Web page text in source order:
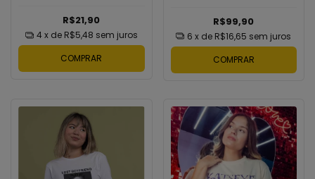
R$21,90
4 x de R$5,48 sem juros
COMPRAR
R$99,90
6 x de R$16,65 sem juros
COMPRAR